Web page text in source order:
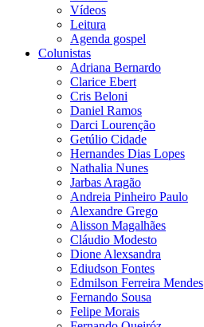
Vídeos
Leitura
Agenda gospel
Colunistas
Adriana Bernardo
Clarice Ebert
Cris Beloni
Daniel Ramos
Darci Lourenção
Getúlio Cidade
Hernandes Dias Lopes
Nathalia Nunes
Jarbas Aragão
Andreia Pinheiro Paulo
Alexandre Grego
Alisson Magalhães
Cláudio Modesto
Dione Alexsandra
Ediudson Fontes
Edmilson Ferreira Mendes
Fernando Sousa
Felipe Morais